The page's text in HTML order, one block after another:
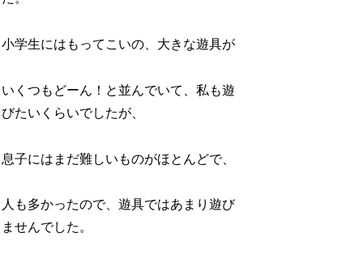
小学生にはもってこいの、大きな遊具が
いくつもどーん！と並んでいて、私も遊
びたいくらいでしたが、
息子にはまだ難しいものがほとんどで、
人も多かったので、遊具ではあまり遊び
ませんでした。